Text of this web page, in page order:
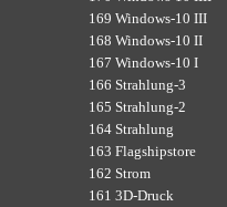
169 Windows-10 III
168 Windows-10 II
167 Windows-10 I
166 Strahlung-3
165 Strahlung-2
164 Strahlung
163 Flagshipstore
162 Strom
161 3D-Druck